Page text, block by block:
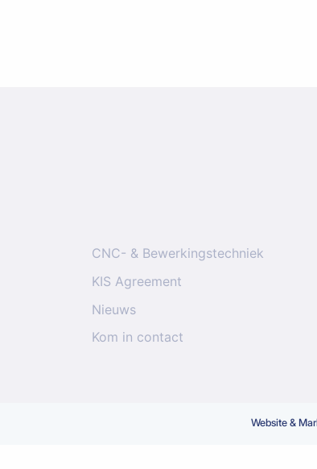
CNC- & Bewerkingstechniek
KIS Agreement
Nieuws
Kom in contact
Website &